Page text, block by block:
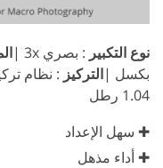
نوع التكبير : بصري 3x |
بكسل |التركيز : نظام تركيز 9
1.04 رطل
✚ سهل الإعداد
✚ أداء مذهل